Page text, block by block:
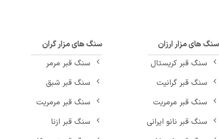
های مزار ارزان
سنگ قبر کریستال
سنگ قبر گرانیت
سنگ قبر مرمریت
سنگ قبر نانو ایرانی
سنگ های مزار گران
سنگ قبر مرمر
سنگ قبر شبق
سنگ قبر مرمریت
سنگ قبر ازنا